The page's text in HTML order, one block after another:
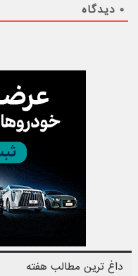
۰ دیدگاه
داغ ترین مطالب هفته